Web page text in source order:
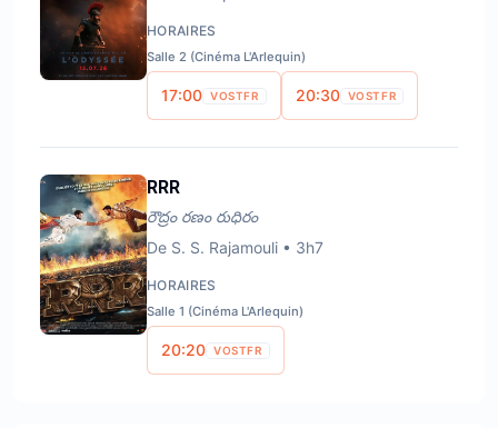
HORAIRES
Salle 2 (Cinéma L'Arlequin)
17:00 VOSTFR 20:30 VOSTFR
RRR
రౌద్రం రణం రుధిరం
De S. S. Rajamouli • 3h7
HORAIRES
Salle 1 (Cinéma L'Arlequin)
20:20 VOSTFR